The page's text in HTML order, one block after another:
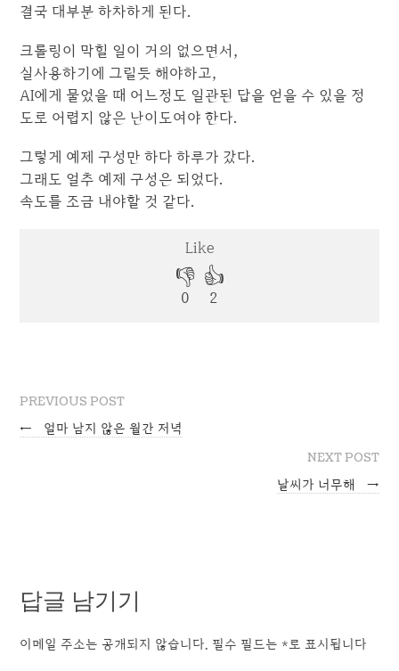
결국 대부분 하차하게 된다.
크롤링이 막힐 일이 거의 없으면서,
실사용하기에 그럴듯 해야하고,
AI에게 물었을 때 어느정도 일관된 답을 얻을 수 있을 정
도로 어렵지 않은 난이도여야 한다.
그렇게 예제 구성만 하다 하루가 갔다.
그래도 얼추 예제 구성은 되었다.
속도를 조금 내야할 것 같다.
PREVIOUS POST
← 얼마 남지 않은 월간 저녁
NEXT POST
날씨가 너무해 →
답글 남기기
이메일 주소는 공개되지 않습니다. 필수 필드는 *로 표시됩니다